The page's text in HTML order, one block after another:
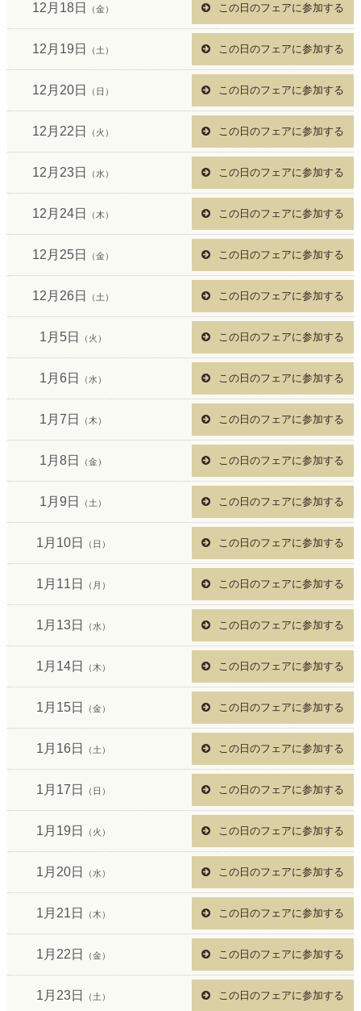
12月18日 （金） この日のフェアに参加する
12月19日 （土） この日のフェアに参加する
12月20日 （日） この日のフェアに参加する
12月22日 （火） この日のフェアに参加する
12月23日 （水） この日のフェアに参加する
12月24日 （木） この日のフェアに参加する
12月25日 （金） この日のフェアに参加する
12月26日 （土） この日のフェアに参加する
1月5日 （火） この日のフェアに参加する
1月6日 （水） この日のフェアに参加する
1月7日 （木） この日のフェアに参加する
1月8日 （金） この日のフェアに参加する
1月9日 （土） この日のフェアに参加する
1月10日 （日） この日のフェアに参加する
1月11日 （月） この日のフェアに参加する
1月13日 （水） この日のフェアに参加する
1月14日 （木） この日のフェアに参加する
1月15日 （金） この日のフェアに参加する
1月16日 （土） この日のフェアに参加する
1月17日 （日） この日のフェアに参加する
1月19日 （火） この日のフェアに参加する
1月20日 （水） この日のフェアに参加する
1月21日 （木） この日のフェアに参加する
1月22日 （金） この日のフェアに参加する
1月23日 （土） この日のフェアに参加する